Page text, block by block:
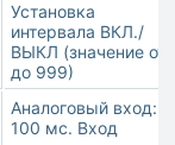
Установка
интервала ВКЛ./
ВЫКЛ (значение от
до 999)
Аналоговый вход:
100 мс. Вход